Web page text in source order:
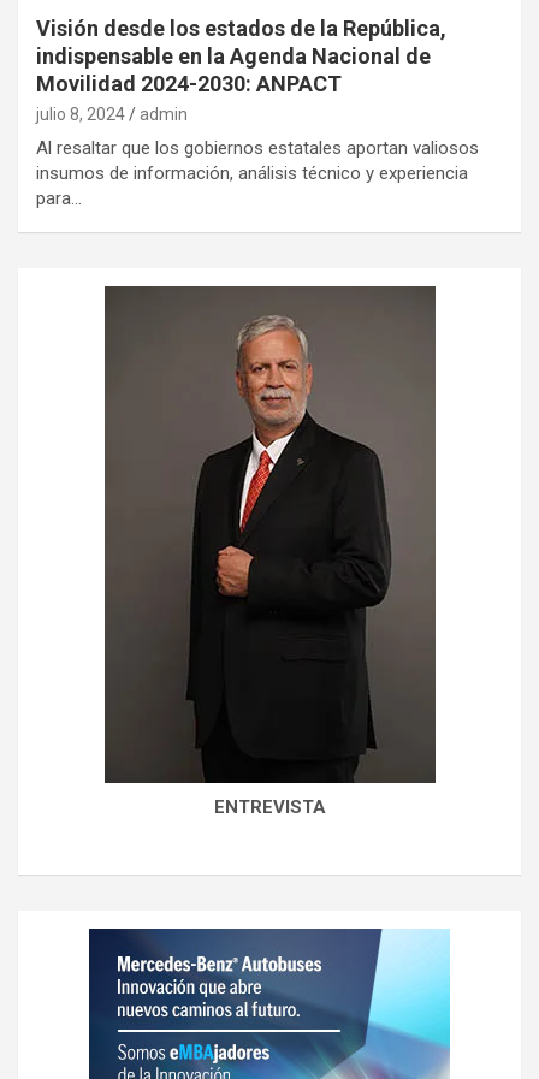
Visión desde los estados de la República,
indispensable en la Agenda Nacional de
Movilidad 2024-2030: ANPACT
julio 8, 2024 admin
Al resaltar que los gobiernos estatales aportan valiosos
insumos de información, análisis técnico y experiencia
para…
ENTREVISTA